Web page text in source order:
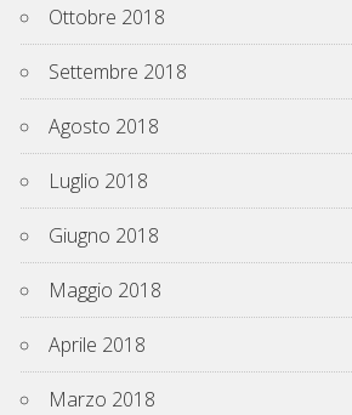
Ottobre 2018
Settembre 2018
Agosto 2018
Luglio 2018
Giugno 2018
Maggio 2018
Aprile 2018
Marzo 2018